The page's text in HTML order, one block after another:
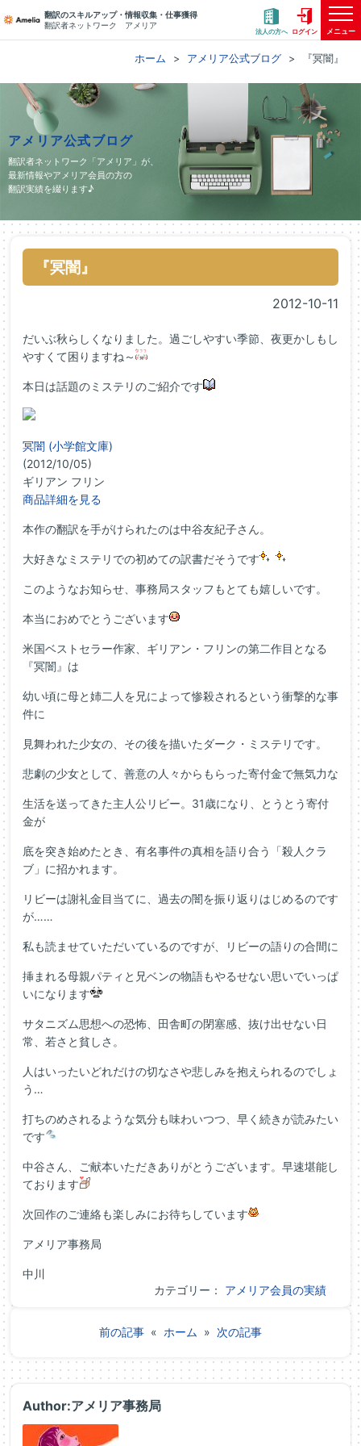
翻訳のスキルアップ・情報収集・仕事獲得
翻訳者ネットワーク アメリア
法人の方へ ログイン メニュー
ホーム アメリア公式ブログ 『冥闇』
アメリア公式ブログ
翻訳者ネットワーク「アメリア」が、
最新情報やアメリア会員の方の
翻訳実績を綴ります♪
『冥闇』
2012-10-11
だいぶ秋らしくなりました。過ごしやすい季節、夜更かしもし
やすくて困りますね～
本日は話題のミステリのご紹介です
冥闇 (小学館文庫)
(2012/10/05)
ギリアン フリン
商品詳細を見る
本作の翻訳を手がけられたのは中谷友紀子さん。
大好きなミステリでの初めての訳書だそうです
このようなお知らせ、事務局スタッフもとても嬉しいです。
本当におめでとうございます
米国ベストセラー作家、ギリアン・フリンの第二作目となる
『冥闇』は
幼い頃に母と姉二人を兄によって惨殺されるという衝撃的な事
件に
見舞われた少女の、その後を描いたダーク・ミステリです。
悲劇の少女として、善意の人々からもらった寄付金で無気力な
生活を送ってきた主人公リビー。31歳になり、とうとう寄付
金が
底を突き始めたとき、有名事件の真相を語り合う「殺人クラ
ブ」に招かれます。
リビーは謝礼金目当てに、過去の闇を振り返りはじめるのです
が……
私も読ませていただいているのですが、リビーの語りの合間に
挿まれる母親パティと兄ベンの物語もやるせない思いでいっぱ
いになります
サタニズム思想への恐怖、田舎町の閉塞感、抜け出せない日
常、若さと貧しさ。
人はいったいどれだけの切なさや悲しみを抱えられるのでしょ
う…
打ちのめされるような気分も味わいつつ、早く続きが読みたい
です
中谷さん、ご献本いただきありがとうございます。早速堪能し
ております
次回作のご連絡も楽しみにお待ちしています
アメリア事務局
中川
カテゴリー： アメリア会員の実績
前の記事 « ホーム » 次の記事
Author:アメリア事務局